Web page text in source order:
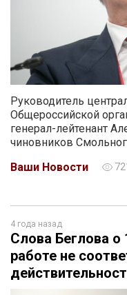
Руководитель
Общероссийской
генерал-лейтенант
чиновников
Ваши Новости
4 года назад
Слова Беглова о
работе не